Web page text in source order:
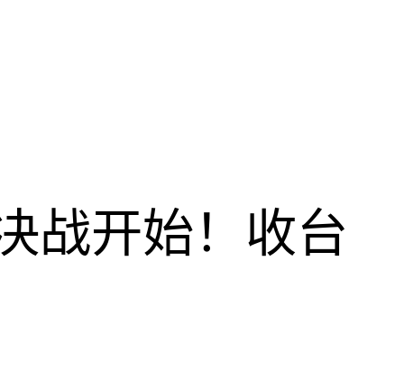
战开始！收台